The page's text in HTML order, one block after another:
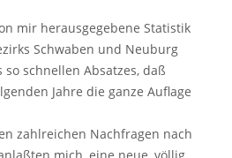
mir herausgegebene Statistik
Schwaben und Neuburg
schnellen Absatzes, daß
Jahre die ganze Auflage
zahlreichen Nachfragen nach